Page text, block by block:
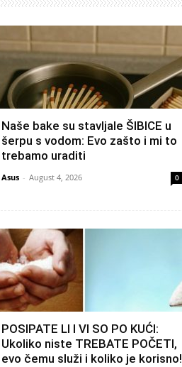
Naše bake su stavljale ŠIBICE u
šerpu s vodom: Evo zašto i mi to
trebamo uraditi
Asus - August 4, 2026 0
POSIPATE LI I VI SO PO KUĆI:
Ukoliko niste TREBATE POČETI,
evo čemu služi i koliko je korisno!